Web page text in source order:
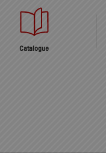
Catalogue